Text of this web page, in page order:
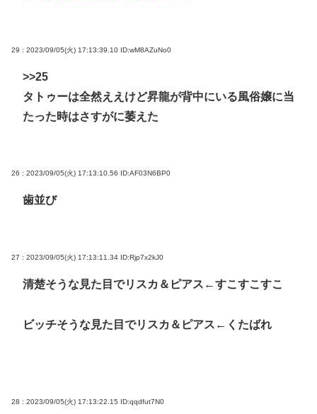
29 : 2023/09/05(火) 17:13:39.10 ID:wM8AZuNo0
>>25
タトゥーは全然ええけど昇龍が背中にいる風俗嬢に当
たった時はさすがに萎えた
26 : 2023/09/05(火) 17:13:10.56 ID:AF03N6BP0
歯並び
27 : 2023/09/05(火) 17:13:11.34 ID:Rjp7x2kJ0
清楚そうな見た目でリスカ＆ピアス←すこすこすこ
ビッチそうな見た目でリスカ＆ピアス←くたばれ
28 : 2023/09/05(火) 17:13:22.15 ID:qqdfut7N0